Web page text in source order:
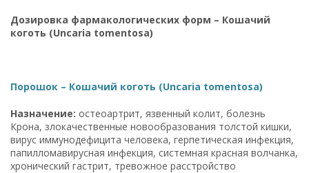
Дозировка фармакологических форм – Кошачий
коготь (Uncaria tomentosa)
Порошок – Кошачий коготь (Uncaria tomentosa)
Назначение: остеоартрит, язвенный колит, болезнь
Крона, злокачественные новообразования толстой кишки,
вирус иммунодефицита человека, герпетическая инфекция,
папилломавирусная инфекция, системная красная волчанка,
хронический гастрит, тревожное расстройство